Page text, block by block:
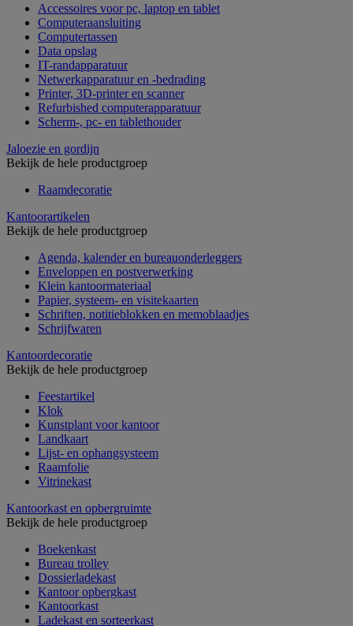
Accessoires voor pc, laptop en tablet
Computeraansluiting
Computertassen
Data opslag
IT-randapparatuur
Netwerkapparatuur en -bedrading
Printer, 3D-printer en scanner
Refurbished computerapparatuur
Scherm-, pc- en tablethouder
Jaloezie en gordijn
Bekijk de hele productgroep
Raamdecoratie
Kantoorartikelen
Bekijk de hele productgroep
Agenda, kalender en bureauonderleggers
Enveloppen en postverwerking
Klein kantoormateriaal
Papier, systeem- en visitekaarten
Schriften, notitieblokken en memoblaadjes
Schrijfwaren
Kantoordecoratie
Bekijk de hele productgroep
Feestartikel
Klok
Kunstplant voor kantoor
Landkaart
Lijst- en ophangsysteem
Raamfolie
Vitrinekast
Kantoorkast en opbergruimte
Bekijk de hele productgroep
Boekenkast
Bureau trolley
Dossierladekast
Kantoor opbergkast
Kantoorkast
Ladekast en sorteerkast